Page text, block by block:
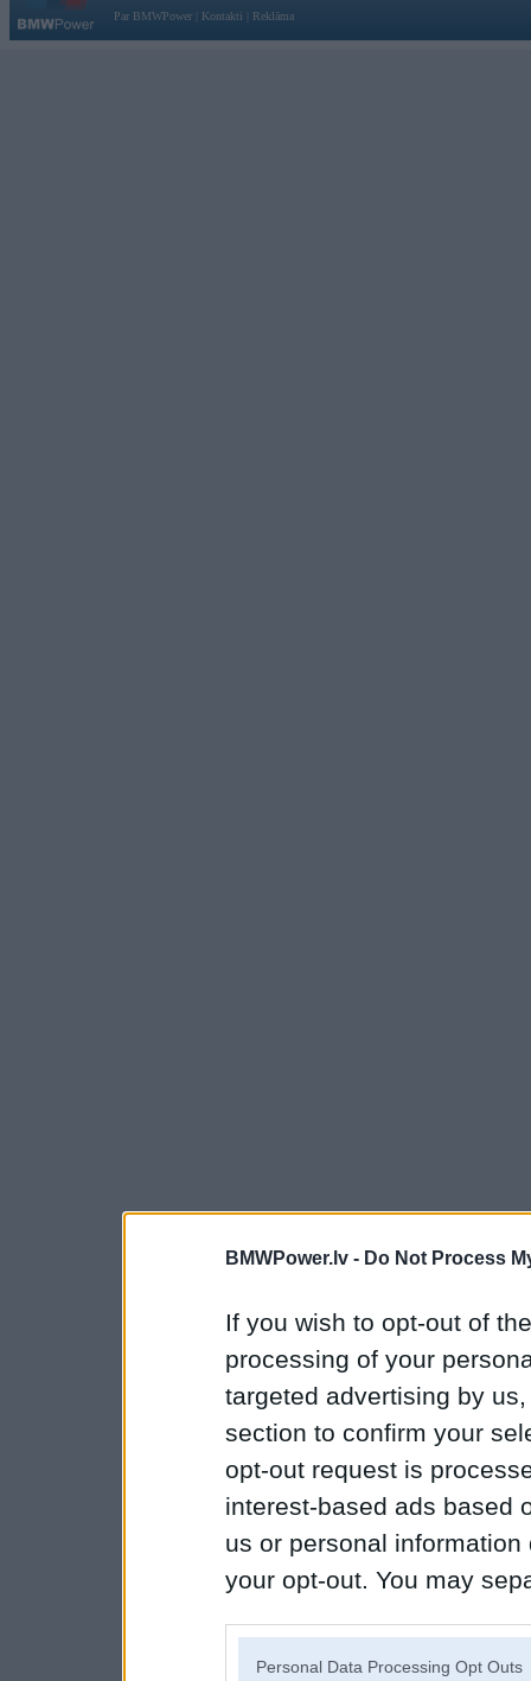
BMWPower.lv - Do Not Process
If you wish to opt-out of
processing of your
targeted advertising by
section to confirm your
opt-out request is
interest-based ads based
us or personal
your opt-out. You may
Personal Data Processing Opt Outs
Par BMWPower
Kontakti Reklāma